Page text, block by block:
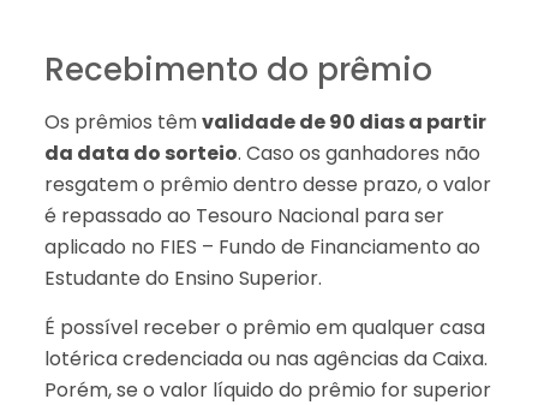
Recebimento do prêmio
Os prêmios têmvalidade de 90 dias a partir
da data do sorteio. Caso os ganhadores não
resgatem o prêmio dentro desse prazo, o valor
é repassado ao Tesouro Nacional para ser
aplicado no FIES – Fundo de Financiamento ao
Estudante do Ensino Superior.
É possível receber o prêmio em qualquer casa
lotérica credenciada ou nas agências da Caixa.
Porém, se o valor líquido do prêmio for superior